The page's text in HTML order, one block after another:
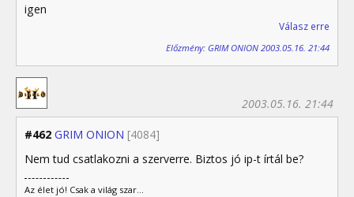
igen
Válasz erre
Előzmény: GRIM ONION 2003.05.16. 21:44
#462 GRIM ONION [4084]
2003.05.16. 21:44
Nem tud csatlakozni a szerverre. Biztos jó ip-t írtál be?
Az élet jó! Csak a világ szar...